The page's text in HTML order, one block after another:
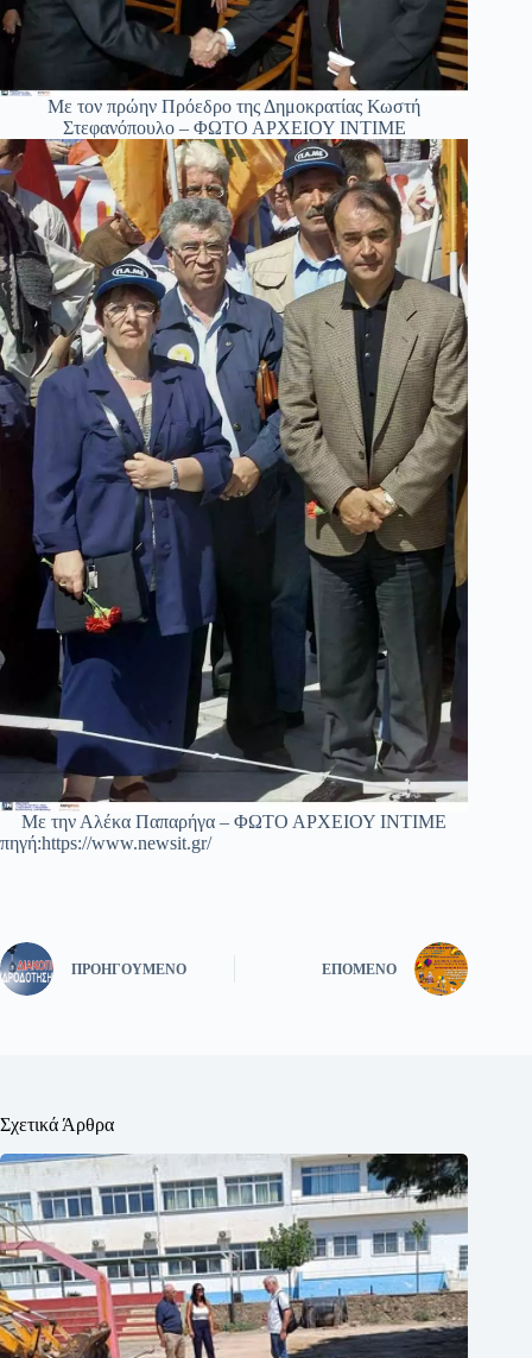
Με τον πρώην Πρόεδρο της Δημοκρατίας Κωστή
Στεφανόπουλο – ΦΩΤΟ ΑΡΧΕΙΟΥ ΙΝΤΙΜΕ
Με την Αλέκα Παπαρήγα – ΦΩΤΟ ΑΡΧΕΙΟΥ ΙΝΤΙΜΕ
πηγή:https://www.newsit.gr/
ΠΡΟΗΓΟΎΜΕΝΟ ΕΠΌΜΕΝΟ
Σχετικά Άρθρα